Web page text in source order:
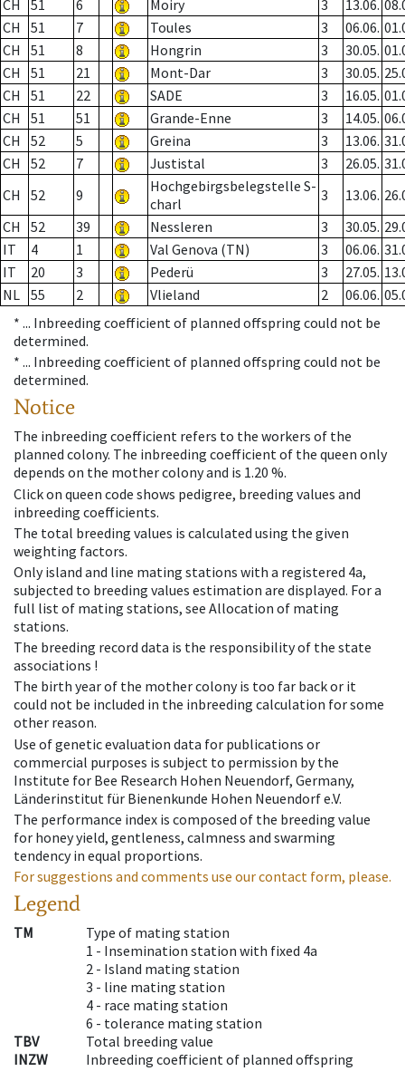
CH 51 6 Moiry 3 13.06.
CH
51 7 Toules 3 06.06.
CH
51 8 Hongrin 3 30.05.
CH
51 21 Mont-Dar 3 30.05.
CH
51 22 SADE 3 16.05.
CH
51 51 Grande-Enne 3 14.05.
CH
52 5 Greina 3 13.06.
CH
52 7 Justistal 3 26.05.
CH
52 9
Hochgebirgsbelegstelle S-
charl
3 13.06.
CH
52 39 Nessleren 3 30.05.
IT
4 1 Val Genova (TN) 3 06.06.
IT
20 3 Pederü 3 27.05.
NL 55 2 Vlieland 2 06.06.
* ... Inbreeding coefficient of planned offspring could not be
determined.
* ... Inbreeding coefficient of planned offspring could not be
determined.
Notice
The inbreeding coefficient refers to the workers of the
planned colony. The inbreeding coefficient of the queen only
depends on the mother colony and is 1.20 %.
Click on queen code shows pedigree, breeding values and
inbreeding coefficients.
The total breeding values is calculated using the given
weighting factors.
Only island and line mating stations with a registered 4a,
subjected to breeding values estimation are displayed. For a
full list of mating stations, see Allocation of mating
stations.
The breeding record data is the responsibility of the state
associations !
The birth year of the mother colony is too far back or it
could not be included in the inbreeding calculation for some
other reason.
Use of genetic evaluation data for publications or
commercial purposes is subject to permission by the
Institute for Bee Research Hohen Neuendorf, Germany,
Länderinstitut für Bienenkunde Hohen Neuendorf e.V.
The performance index is composed of the breeding value
for honey yield, gentleness, calmness and swarming
tendency in equal proportions.
For suggestions and comments use our contact form, please.
Legend
TM
Type of mating station
1 - Insemination station with fixed 4a
2 - Island mating station
3 - line mating station
4 - race mating station
6 - tolerance mating station
TBV
Total breeding value
INZW
Inbreeding coefficient of planned offspring